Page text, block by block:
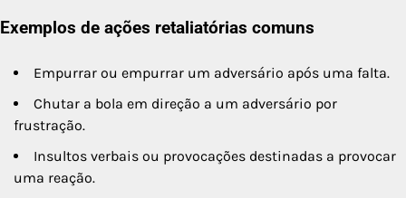
Exemplos de ações retaliatórias comuns
Empurrar ou empurrar um adversário após uma falta.
Chutar a bola em direção a um adversário por
frustração.
Insultos verbais ou provocações destinadas a provocar
uma reação.